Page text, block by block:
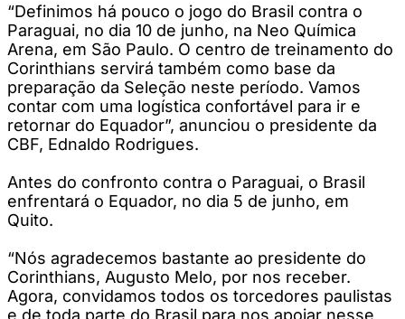
“Definimos há pouco o jogo do Brasil contra o
Paraguai, no dia 10 de junho, na Neo Química
Arena, em São Paulo. O centro de treinamento do
Corinthians servirá também como base da
preparação da Seleção neste período. Vamos
contar com uma logística confortável para ir e
retornar do Equador”, anunciou o presidente da
CBF, Ednaldo Rodrigues.
Antes do confronto contra o Paraguai, o Brasil
enfrentará o Equador, no dia 5 de junho, em
Quito.
“Nós agradecemos bastante ao presidente do
Corinthians, Augusto Melo, por nos receber.
Agora, convidamos todos os torcedores paulistas
e de toda parte do Brasil para nos apoiar nesse